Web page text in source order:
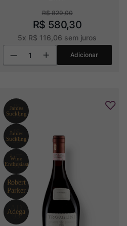
R$ 829,00
R$ 580,30
5x R$ 116 06 sem juros
Adicionar